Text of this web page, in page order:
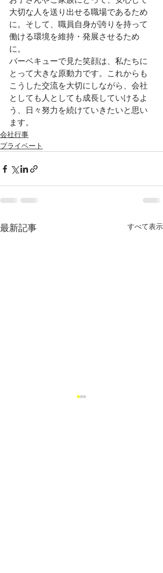
大切な人を送り出せる職場であるため
に。そして、職員自身が誇りを持って
働ける環境を維持・発展させるため
に。
バーベキューで見た笑顔は、私たちに
とって大きな原動力です。これからも
こうした交流を大切にしながら、会社
としても人としても成長していけるよ
う、日々努力を続けていきたいと思い
ます。
会社行事
プライベート
最新記事 すべて表示